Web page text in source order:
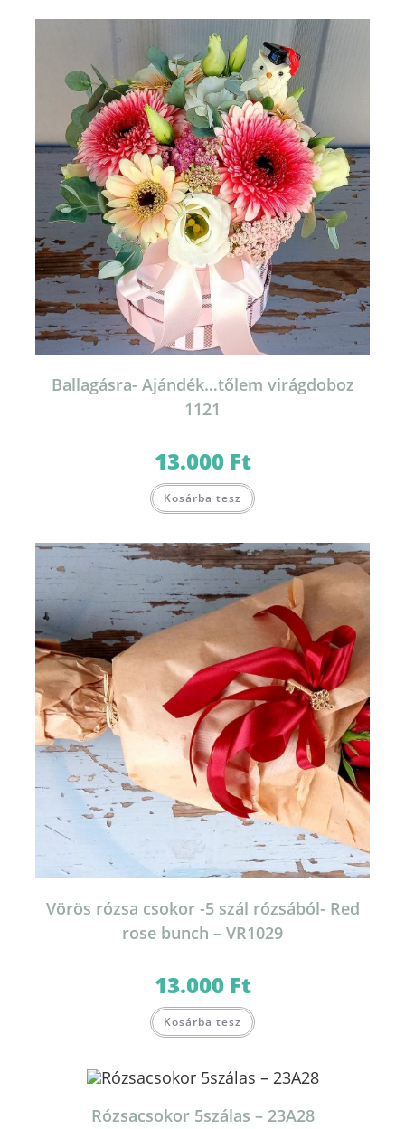
Ballagásra- Ajándék…tőlem virágdoboz
1121
13.000 Ft
Kosárba tesz
Vörös rózsa csokor -5 szál rózsából- Red
rose bunch – VR1029
13.000 Ft
Kosárba tesz
Rózsacsokor 5szálas – 23A28